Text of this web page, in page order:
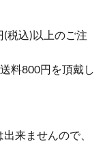
税込)以上のご注
料800円を頂戴し
来ませんので、